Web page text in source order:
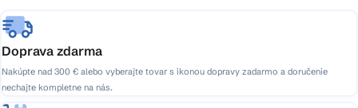
e
Doprava zdarma
Nakúpte nad 300 € alebo vyberajte tovar s ikonou dopravy zadarmo a doručenie
nechajte kompletne na nás.